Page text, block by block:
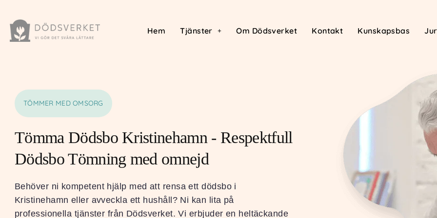
Hem Tjänster Om Dödsverket Kontakt Kunskapsbas
TÖMMER MED OMSORG
Tömma Dödsbo Kristinehamn - Respektfull
Dödsbo Tömning med omnejd
Behöver ni kompetent hjälp med att rensa ett dödsbo i
Kristinehamn eller avveckla ett hushåll? Ni kan lita på
professionella tjänster från Dödsverket. Vi erbjuder en heltäckande